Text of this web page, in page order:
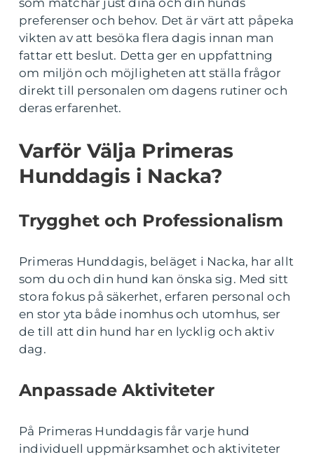
som matchar just dina och din hunds
preferenser och behov. Det är värt att påpeka
vikten av att besöka flera dagis innan man
fattar ett beslut. Detta ger en uppfattning
om miljön och möjligheten att ställa frågor
direkt till personalen om dagens rutiner och
deras erfarenhet.
Varför Välja Primeras
Hunddagis i Nacka?
Trygghet och Professionalism
Primeras Hunddagis, beläget i Nacka, har allt
som du och din hund kan önska sig. Med sitt
stora fokus på säkerhet, erfaren personal och
en stor yta både inomhus och utomhus, ser
de till att din hund har en lycklig och aktiv
dag.
Anpassade Aktiviteter
På Primeras Hunddagis får varje hund
individuell uppmärksamhet och aktiviteter